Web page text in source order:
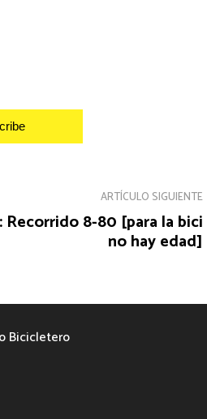
ARTÍCULO SIGUIENTE
Recorrido 8-80 [para la bici
no hay edad]
Bicicletero